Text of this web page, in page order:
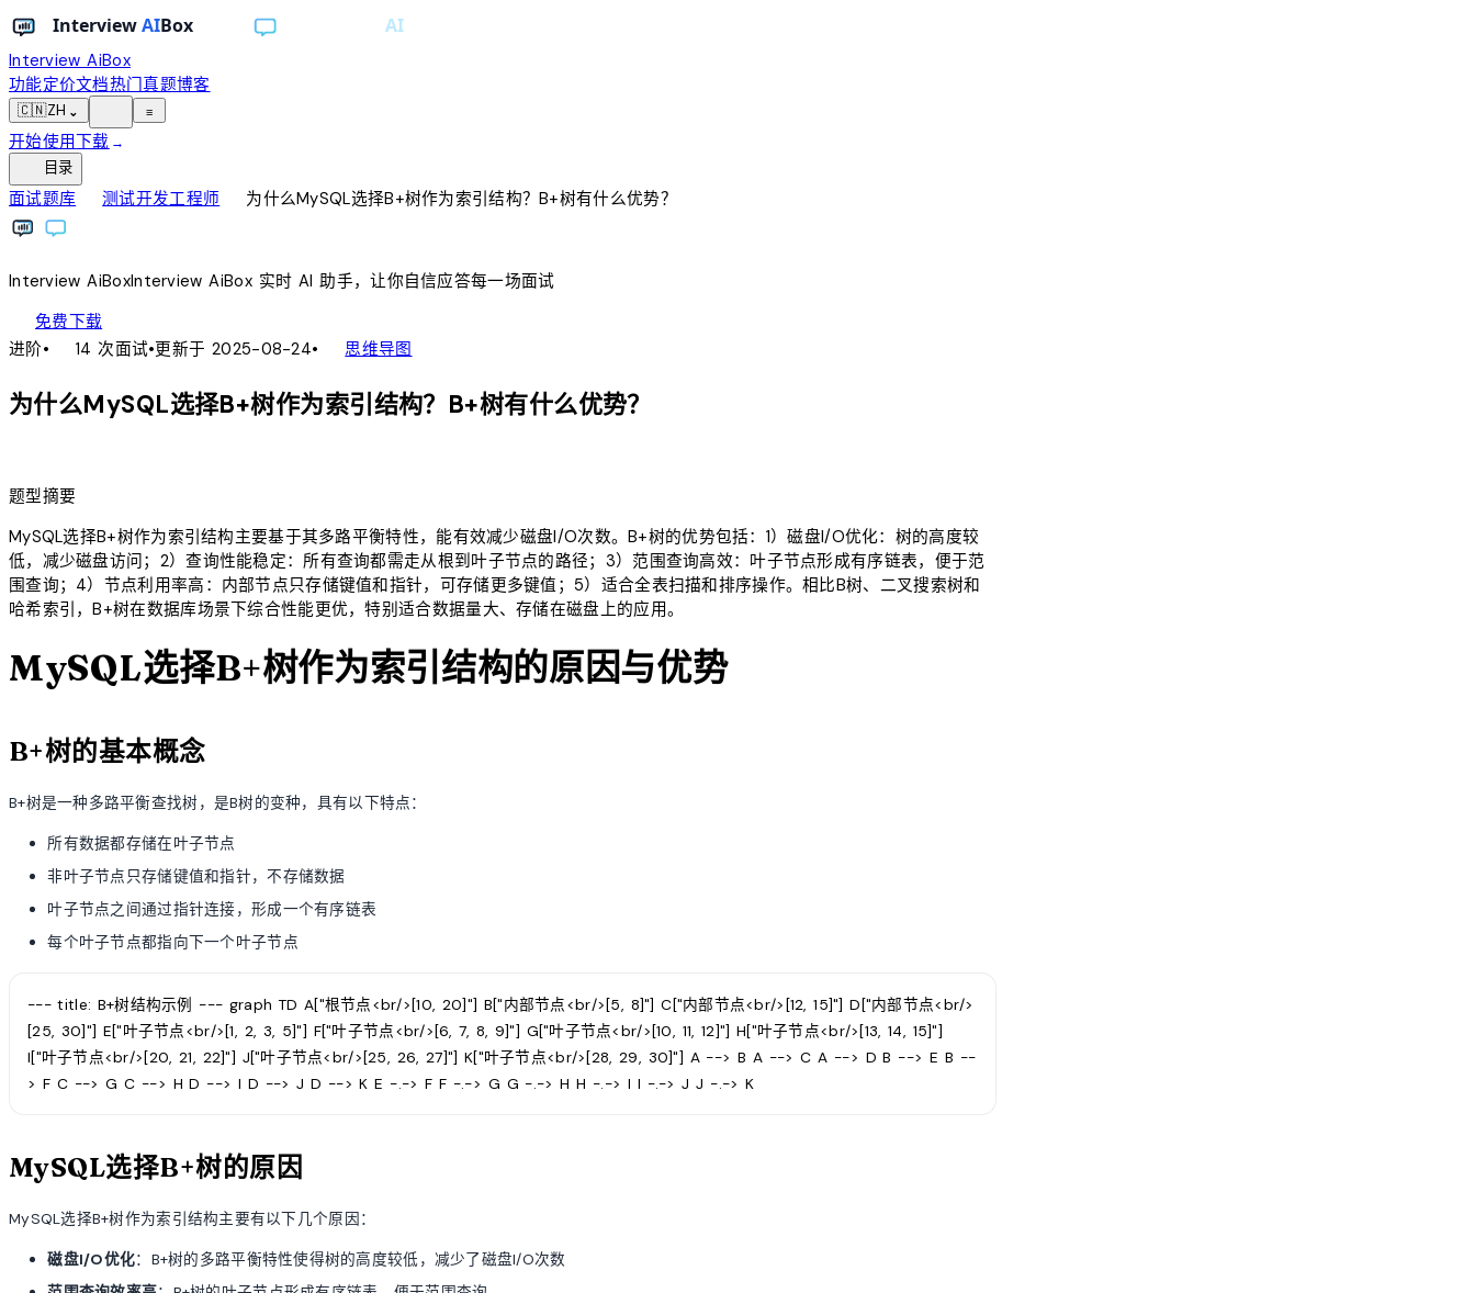
Interview AiBox
功能定价文档热门真题博客
🇨🇳ZH ⌄ ≡
开始使用下载 →
目录
面试题库chevron_right测试开发工程师chevron_right 为什么MySQL选择B+树作为索引结构？B+树有什么优势？
InterviewAiBoxInterviewAiBox实时 AI 助手，让你自信应答每一场面试
免费下载
进阶• 14 次面试•更新于 2025-08-24• account_tree思维导图
为什么MySQL选择B+树作为索引结构？B+树有什么优势？
题型摘要
MySQL选择B+树作为索引结构主要基于其多路平衡特性，能有效减少磁盘I/O次数。B+树的优势包括：1）磁盘I/O优化：树的高度较
低，减少磁盘访问；2）查询性能稳定：所有查询都需走从根到叶子节点的路径；3）范围查询高效：叶子节点形成有序链表，便于范
围查询；4）节点利用率高：内部节点只存储键值和指针，可存储更多键值；5）适合全表扫描和排序操作。相比B树、二叉搜索树和
哈希索引，B+树在数据库场景下综合性能更优，特别适合数据量大、存储在磁盘上的应用。
MySQL选择B+树作为索引结构的原因与优势
B+树的基本概念
B+树是一种多路平衡查找树，是B树的变种，具有以下特点：
所有数据都存储在叶子节点
非叶子节点只存储键值和指针，不存储数据
叶子节点之间通过指针连接，形成一个有序链表
每个叶子节点都指向下一个叶子节点
--- title: B+树结构示例 --- graph TD A["根节点<br/>[10, 20]"] B["内部节点<br/>[5, 8]"] C["内部节点<br/>[12, 15]"] D["内部节点<br/>
[25, 30]"] E["叶子节点<br/>[1, 2, 3, 5]"] F["叶子节点<br/>[6, 7, 8, 9]"] G["叶子节点<br/>[10, 11, 12]"] H["叶子节点<br/>[13, 14, 15]"]
I["叶子节点<br/>[20, 21, 22]"] J["叶子节点<br/>[25, 26, 27]"] K["叶子节点<br/>[28, 29, 30]"] A --> B A --> C A --> D B --> E B --
> F C --> G C --> H D --> I D --> J D --> K E -.-> F F -.-> G G -.-> H H -.-> I I -.-> J J -.-> K
MySQL选择B+树的原因
MySQL选择B+树作为索引结构主要有以下几个原因：
磁盘I/O优化：B+树的多路平衡特性使得树的高度较低，减少了磁盘I/O次数